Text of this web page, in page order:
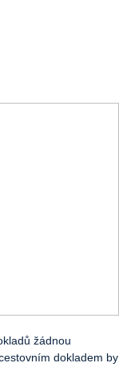
žádnou
dokladem by